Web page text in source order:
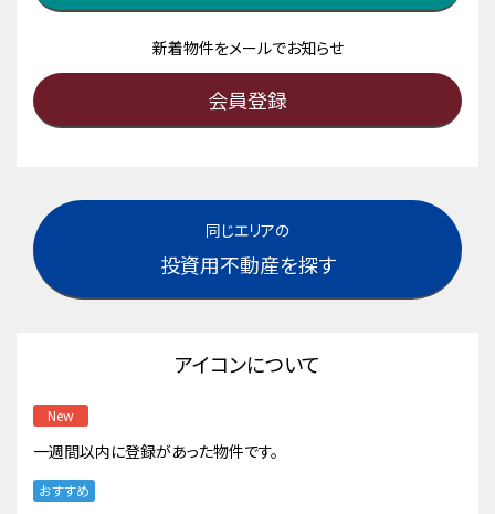
新着物件をメールでお知らせ
会員登録
同じエリアの
投資用不動産を探す
アイコンについて
New
一週間以内に登録があった物件です。
おすすめ